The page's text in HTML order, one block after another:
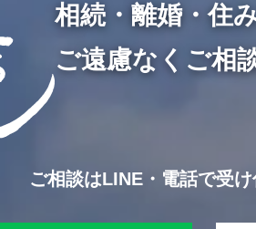
相続・離婚・住
ご遠慮なくご相
ご相談はLINE・電話で受